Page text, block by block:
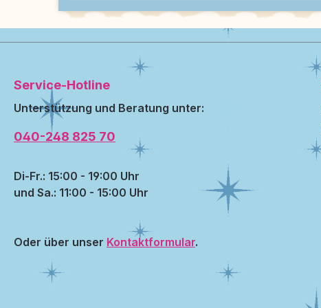
Service-Hotline
Unterstützung und Beratung unter:
040-248 825 70
Di-Fr.: 15:00 - 19:00 Uhr
und Sa.: 11:00 - 15:00 Uhr
Oder über unser Kontaktformular.